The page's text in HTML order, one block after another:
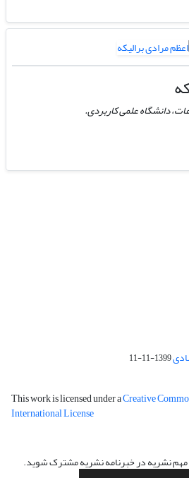
دانشگاه علمی کاربردی.
1399-11-11
This work is licensed under aCreative
International License
مهم نشریه در خبرنامه نشریه مشترک شوید.